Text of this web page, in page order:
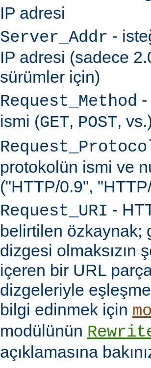
IP adresi
Server_Addr -
IP adresi (sadece
sürümler için)
Request_Method -
ismi (GET, POST,
protokolün ismi ve
("HTTP/0.9",
Request_URI -
belirtilen özkaynak;
dizgesi olmaksızın
içeren bir URL
dizgeleriyle
bilgi edinmek için
modülünün
açıklamasına